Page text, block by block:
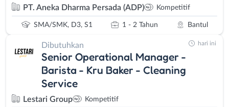
PT. Aneka Dharma Persada (ADP) Kompetitif
SMA/SMK, D3, S1 1 - 2 Tahun Bantul
Dibutuhkan
Senior Operational Manager -
Barista - Kru Baker - Cleaning
Service
Lestari Group Kompetitif
hari ini